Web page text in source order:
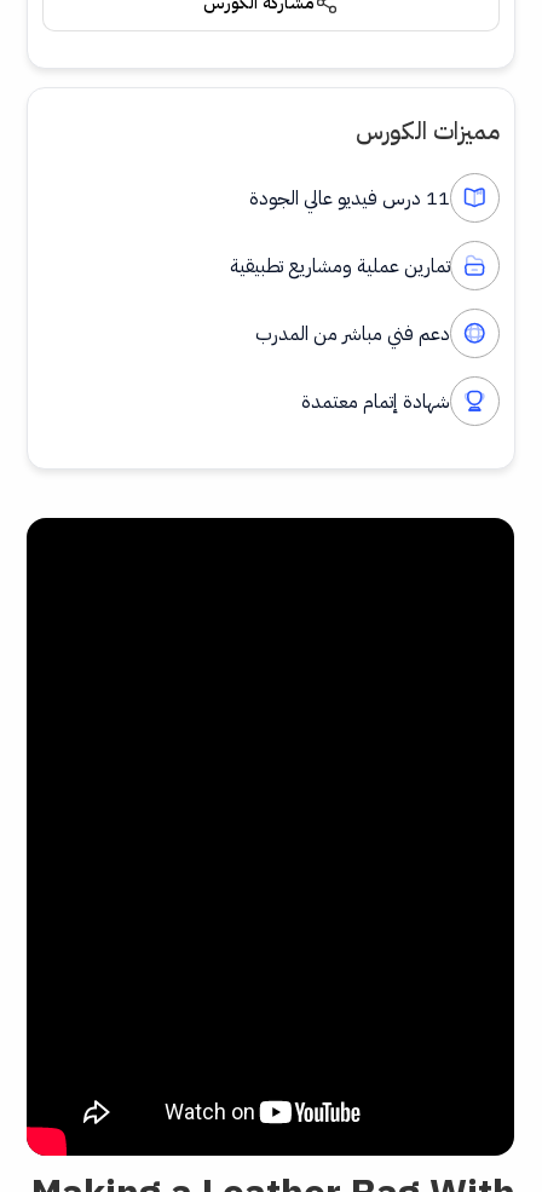
مميزات الكورس
11 درس فيديو عالي الجودة
تمارين عملية ومشاريع تطبيقية
دعم فني مباشر من المدرب
شهادة إتمام معتمدة